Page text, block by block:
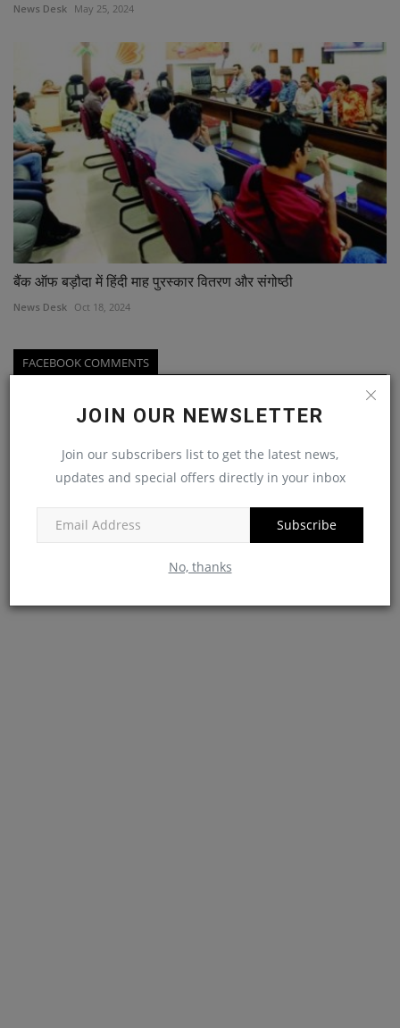
JOIN OUR NEWSLETTER
Join our subscribers list to get the latest news,
updates and special offers directly in your inbox
Subscribe
No, thanks
News Desk May 25, 2024
बैंक ऑफ बड़ौदा में हिंदी माह पुरस्कार वितरण और संगोष्ठी
News Desk Oct 18, 2024
FACEBOOK COMMENTS